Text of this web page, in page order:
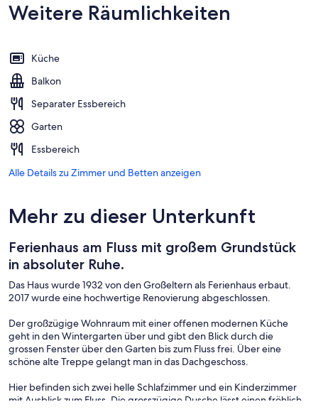
Weitere Räumlichkeiten
Küche
Balkon
Separater Essbereich
Garten
Essbereich
Alle Details zu Zimmer und Betten anzeigen
Mehr zu dieser Unterkunft
Ferienhaus am Fluss mit großem Grundstück
in absoluter Ruhe.
Das Haus wurde 1932 von den Großeltern als Ferienhaus erbaut.
2017 wurde eine hochwertige Renovierung abgeschlossen.
Der großzügige Wohnraum mit einer offenen modernen Küche
geht in den Wintergarten über und gibt den Blick durch die
grossen Fenster über den Garten bis zum Fluss frei. Über eine
schöne alte Treppe gelangt man in das Dachgeschoss.
Hier befinden sich zwei helle Schlafzimmer und ein Kinderzimmer
mit Ausblick zum Fluss. Die grosszügige Dusche lässt einen fröhlich